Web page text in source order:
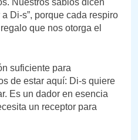
Nuestros sabios dicen
Di-s”, porque cada respiro
que nos otorga el
suficiente para
de estar aquí: Di-s quiere
Es un dador en esencia
un receptor para